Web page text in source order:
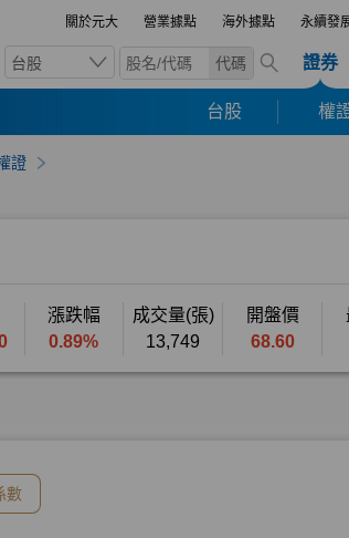
關於元大 營業據點 海外據點 永續發
台股 代碼 證券
台股 權
證